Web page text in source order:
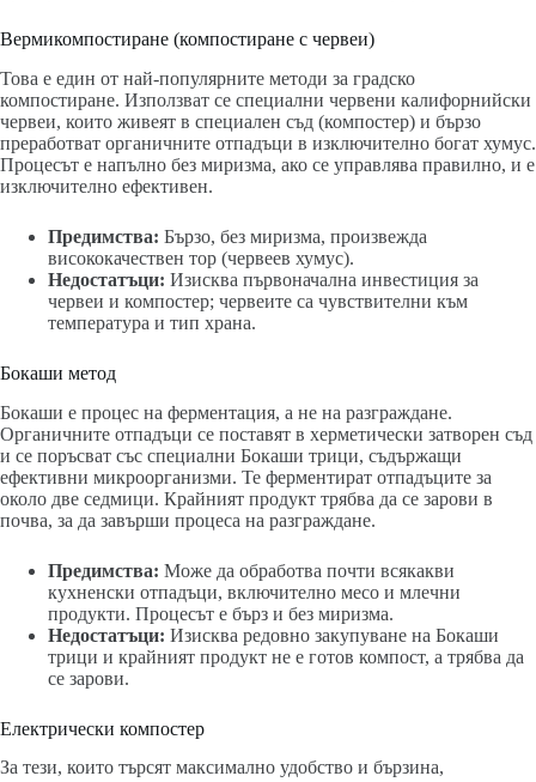
Вермикомпостиране (компостиране с червеи)
Това е един от най-популярните методи за градско
компостиране. Използват се специални червени калифорнийски
червеи, които живеят в специален съд (компостер) и бързо
преработват органичните отпадъци в изключително богат хумус.
Процесът е напълно без миризма, ако се управлява правилно, и е
изключително ефективен.
Предимства: Бързо, без миризма, произвежда
висококачествен тор (червеев хумус).
Недостатъци: Изисква първоначална инвестиция за
червеи и компостер; червеите са чувствителни към
температура и тип храна.
Бокаши метод
Бокаши е процес на ферментация, а не на разграждане.
Органичните отпадъци се поставят в херметически затворен съд
и се поръсват със специални Бокаши трици, съдържащи
ефективни микроорганизми. Те ферментират отпадъците за
около две седмици. Крайният продукт трябва да се зарови в
почва, за да завърши процеса на разграждане.
Предимства: Може да обработва почти всякакви
кухненски отпадъци, включително месо и млечни
продукти. Процесът е бърз и без миризма.
Недостатъци: Изисква редовно закупуване на Бокаши
трици и крайният продукт не е готов компост, а трябва да
се зарови.
Електрически компостер
За тези, които търсят максимално удобство и бързина,